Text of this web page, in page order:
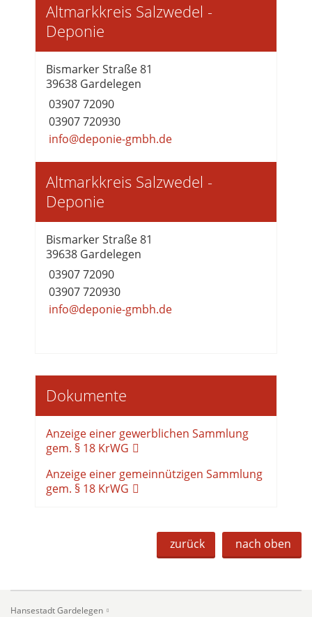
Altmarkkreis Salzwedel -
Deponie
Bismarker Straße 81
39638 Gardelegen
03907 72090
03907 720930
info@deponie-gmbh.de
Altmarkkreis Salzwedel -
Deponie
Bismarker Straße 81
39638 Gardelegen
03907 72090
03907 720930
info@deponie-gmbh.de
Dokumente
Anzeige einer gewerblichen Sammlung
gem. § 18 KrWG
Anzeige einer gemeinnützigen Sammlung
gem. § 18 KrWG
zurück nach oben
Hansestadt Gardelegen